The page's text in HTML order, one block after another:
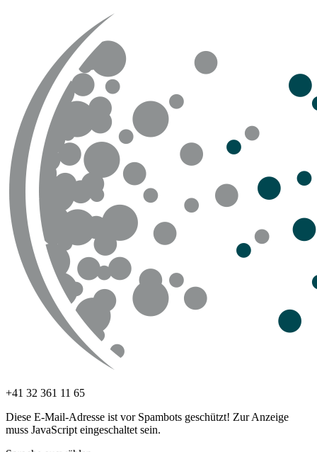
+41 32 361 11 65
Diese E-Mail-Adresse ist vor Spambots geschützt! Zur Anzeige
muss JavaScript eingeschaltet sein.